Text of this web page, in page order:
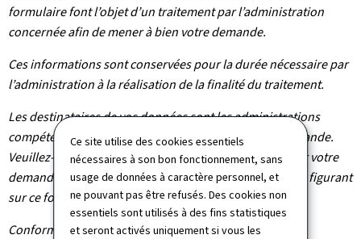
Ce site utilise des cookies essentiels
nécessaires à son bon fonctionnement, sans
usage de données à caractère personnel, et
ne pouvant pas être refusés. Des cookies non
essentiels sont utilisés à des fins statistiques
et seront activés uniquement si vous les
formulaire font l’objet d’un traitement par l’administration
concernée afin de mener à bien votre demande.
Ces informations sont conservées pour la durée nécessaire par
l’administration à la réalisation de la finalité du traitement.
Les destinataires de vos données sont les administrations
compétentes dans le cadre du traitement de votre demande.
Veuillez-vous adresser à l’administration concernée par votre
demande pour connaître les destinataires des données figurant
sur ce formulaire.
Conformément au règlement (UE) 2016/679 relatif à la